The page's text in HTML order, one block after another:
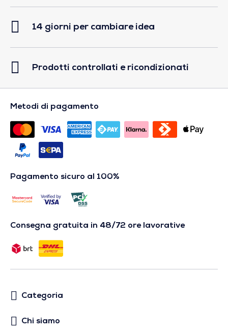
14 giorni per cambiare idea
Prodotti controllati e ricondizionati
Metodi di pagamento
Pagamento sicuro al 100%
Consegna gratuita in 48/72 ore lavorative
Categoria
Chi siamo